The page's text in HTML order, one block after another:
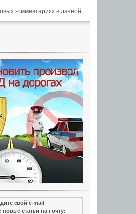
комментариях в данной
свой e-mail
новые статьи на почту: